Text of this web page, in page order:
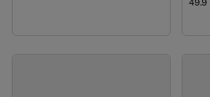
49.9